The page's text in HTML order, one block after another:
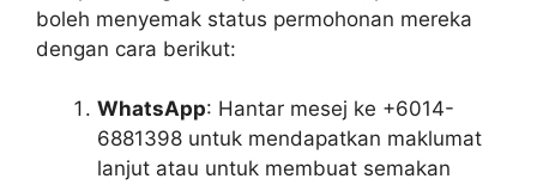
boleh menyemak status permohonan mereka
dengan cara berikut:
WhatsApp: Hantar mesej ke +6014-
6881398 untuk mendapatkan maklumat
lanjut atau untuk membuat semakan